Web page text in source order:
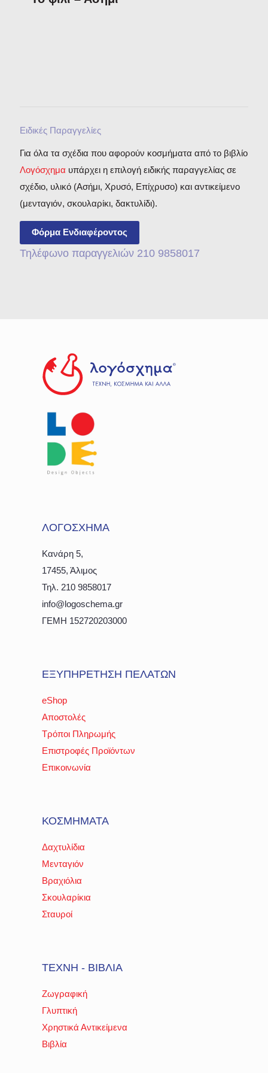
Ειδικές Παραγγελίες
Για όλα τα σχέδια που αφορούν κοσμήματα από το βιβλίο
Λογόσχημα υπάρχει η επιλογή ειδικής παραγγελίας σε
σχέδιο, υλικό (Ασήμι, Χρυσό, Επίχρυσο) και αντικείμενο
(μενταγιόν, σκουλαρίκι, δακτυλίδι).
Φόρμα Ενδιαφέροντος
Τηλέφωνο παραγγελιών 210 9858017
ΛΟΓΟΣΧΗΜΑ
Κανάρη 5,
17455, Άλιμος
Τηλ. 210 9858017
info@logoschema.gr
ΓΕΜΗ 152720203000
ΕΞΥΠΗΡΕΤΗΣΗ ΠΕΛΑΤΩΝ
eShop
Αποστολές
Τρόποι Πληρωμής
Επιστροφές Προϊόντων
Επικοινωνία
ΚΟΣΜΗΜΑΤΑ
Δαχτυλίδια
Μενταγιόν
Βραχιόλια
Σκουλαρίκια
Σταυροί
ΤΕΧΝΗ - ΒΙΒΛΙΑ
Ζωγραφική
Γλυπτική
Χρηστικά Αντικείμενα
Βιβλία